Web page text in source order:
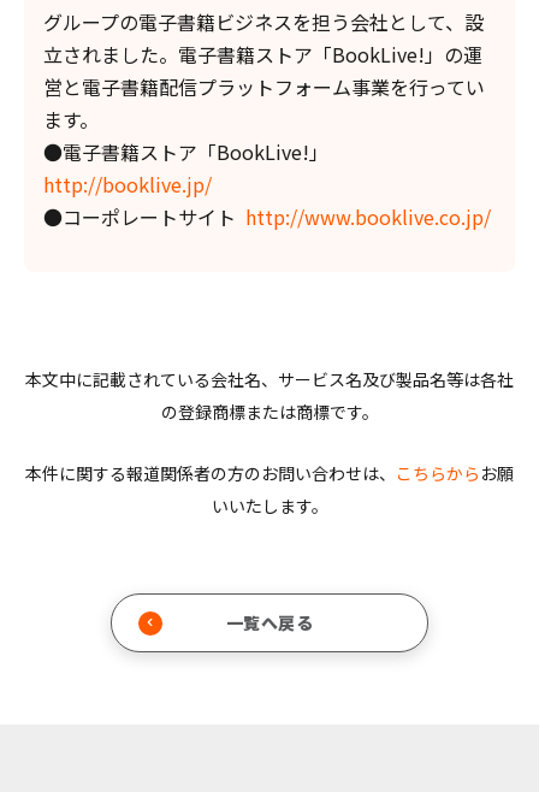
グループの電子書籍ビジネスを担う会社として、設
立されました。電子書籍ストア「BookLive!」の運
営と電子書籍配信プラットフォーム事業を行ってい
ます。
●電子書籍ストア「BookLive!」
http://booklive.jp/
●コーポレートサイト http://www.booklive.co.jp/
本文中に記載されている会社名、サービス名及び製品名等は各社
の登録商標または商標です。
本件に関する報道関係者の方のお問い合わせは、 こちらから お願
いいたします。
一覧へ戻る